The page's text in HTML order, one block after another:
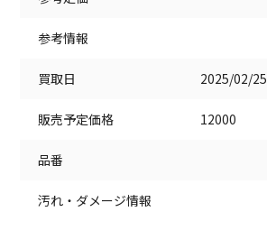
参考情報
買取日 2025/02/25
販売予定価格 12000
品番
汚れ・ダメージ情報